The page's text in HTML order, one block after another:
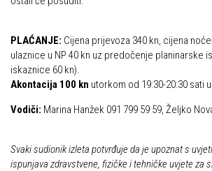
PLAĆANJE: Cijena prijevoza 340 kn, cijena
ulaznice u NP 40 kn uz predočenje planinarske
iskaznice 60 kn).
Akontacija 100 kn utorkom od 19:30-20:30 sati
Vodiči: Marina Hanžek 091 799 59 59, Željko
Svaki sudionik izleta potvrđuje da je upoznat s
ispunjava zdravstvene, fizičke i tehničke uvjete za